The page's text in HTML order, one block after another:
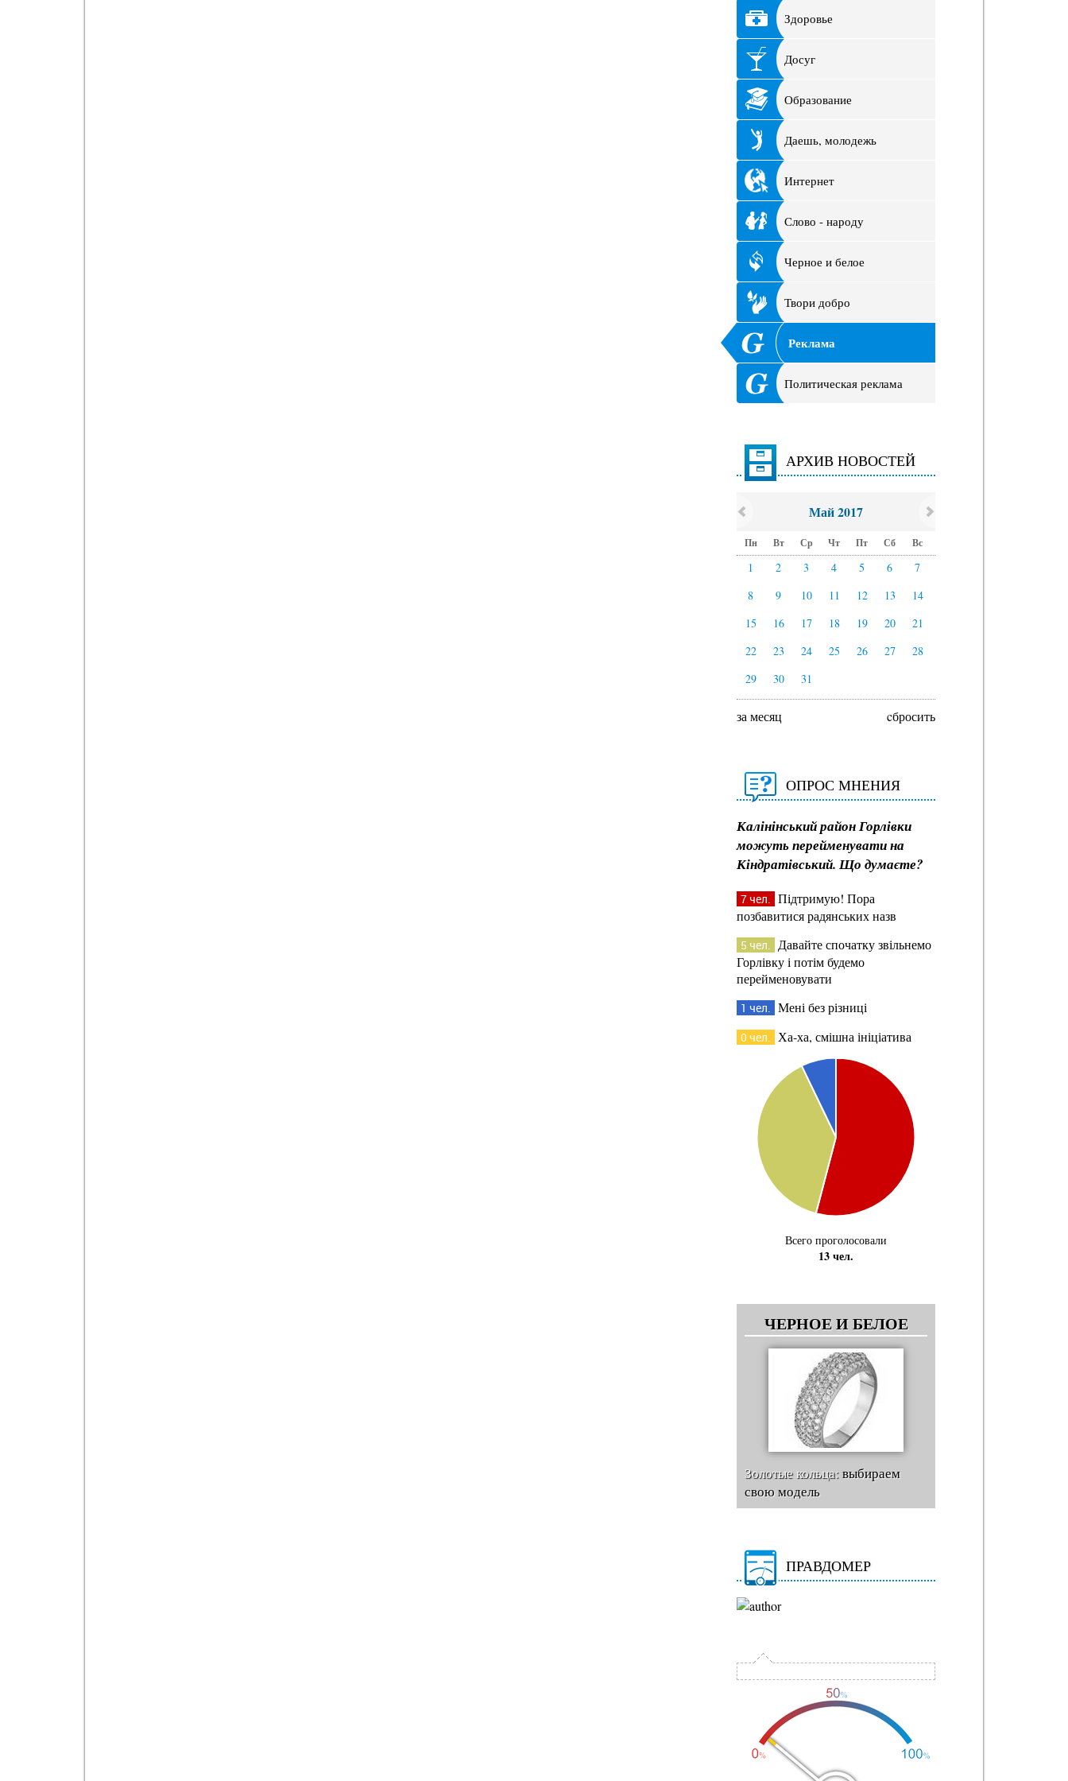
Здоровье
Досуг
Образование
Даешь, молодежь
Интернет
Слово - народу
Черное и белое
Твори добро
Реклама
Политическая реклама
АРХИВ НОВОСТЕЙ
Май 2017
Пн Вт Ср Чт Пт Сб Вс
1 2 3 4 5 6
7
8
9 10 11 12 13
14
15
16 17 18 19 20
21
22
23 24 25 26 27
28
29
30 31
за месяц cбросить
ОПРОС МНЕНИЯ
Калінінський район Горлівки
можуть перейменувати на
Кіндратівський. Що думаєте?
7 чел. Підтримую! Пора
позбавитися радянських назв
5 чел. Давайте спочатку звільнемо
Горлівку і потім будемо
перейменовувати
1 чел. Мені без різниці
0 чел. Ха-ха, смішна ініціатива
Всего проголосовали
13 чел.
ЧЕРНОЕ И БЕЛОЕ
Золотые кольца:выбираем
свою модель
ПРАВДОМЕР